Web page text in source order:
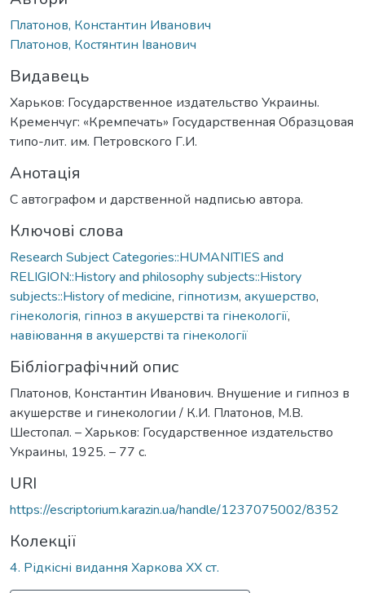
Платонов, Константин Иванович
Платонов, Костянтин Іванович
Видавець
Харьков: Государственное издательство Украины.
Кременчуг: «Кремпечать» Государственная Образцовая
типо-лит. им. Петровского Г.И.
Анотація
С автографом и дарственной надписью автора.
Ключові слова
Research Subject Categories::HUMANITIES and
RELIGION::History and philosophy subjects::History
subjects::History of medicine, гіпнотизм, акушерство,
гінекологія, гіпноз в акушерстві та гінекології,
навіювання в акушерстві та гінекології
Бібліографічний опис
Платонов, Константин Иванович. Внушение и гипноз в
акушерстве и гинекологии / К.И. Платонов, М.В.
Шестопал. – Харьков: Государственное издательство
Украины, 1925. – 77 с.
URI
https://escriptorium.karazin.ua/handle/1237075002/8352
Колекції
4. Рідкісні видання Харкова ХХ ст.